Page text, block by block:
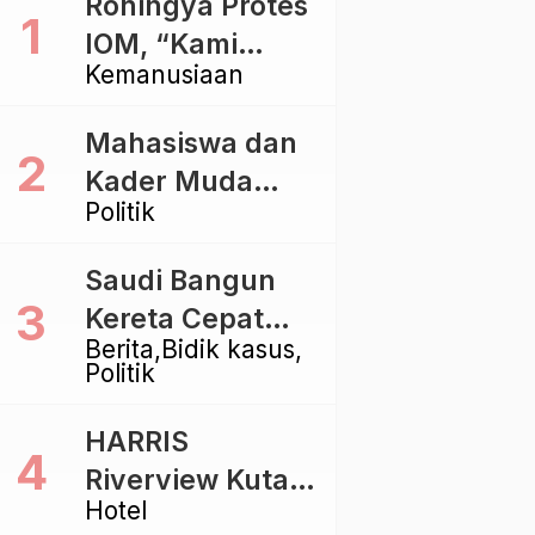
Kemanusiaan
IOM, “Kami
dibiarkan Mati
Politik
Mahasiswa dan
Kader Muda
Ramaikan Forum
Golkar di
Singaraja
Berita Bidik kasus
Politik
Saudi Bangun
Kereta Cepat
Rp112 Triliun,
Proyek Rp116
Triliun yang
Baru Sampai
Hotel
HARRIS
Riverview Kuta
Bali Tawarkan